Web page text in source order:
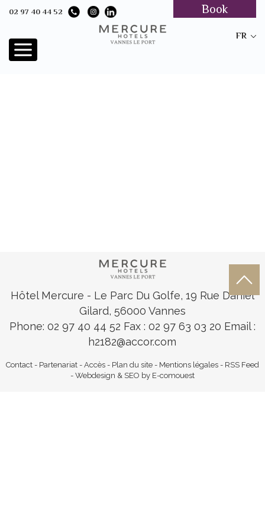
02 97 40 44 52 Book
FR
Hôtel Mercure - Le Parc Du Golfe, 19 Rue Daniel
Gilard, 56000 Vannes
Phone: 02 97 40 44 52 Fax : 02 97 63 03 20 Email :
h2182@accor.com
Contact- Partenariat- Accès- Plan du site- Mentions légales- RSS Feed
- Webdesign & SEO by E-comouest